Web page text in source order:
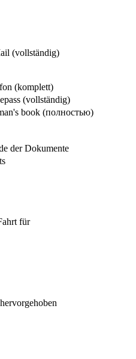
(vollständig)
(komplett)
(vollständig)
book (полностью)
der Dokumente
für